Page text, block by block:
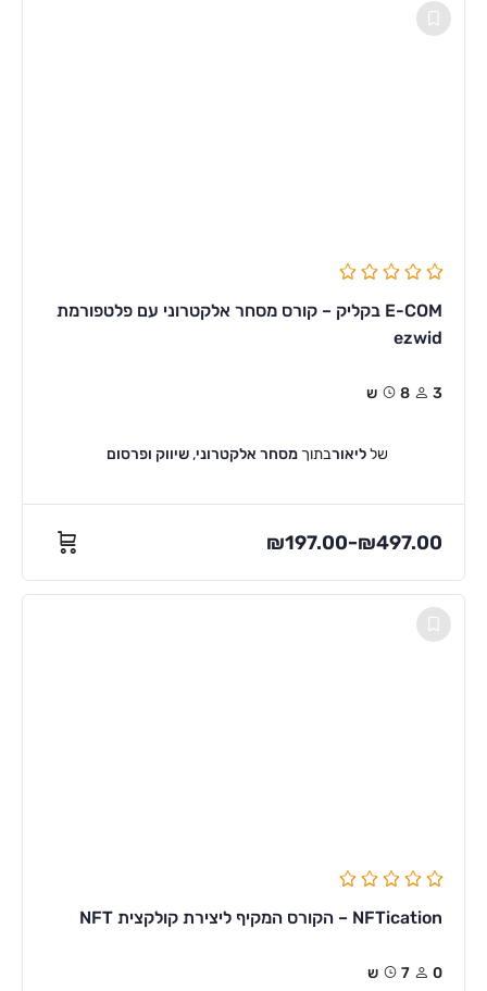
E-COM בקליק – קורס מסחר אלקטרוני עם פלטפורמת
ezwid
3 8ש
שלליאורבתוך מסחר אלקטרוני,שיווק ופרסום
₪197.00–₪497.00
NFTication – הקורס המקיף ליצירת קולקצית NFT
0 7ש